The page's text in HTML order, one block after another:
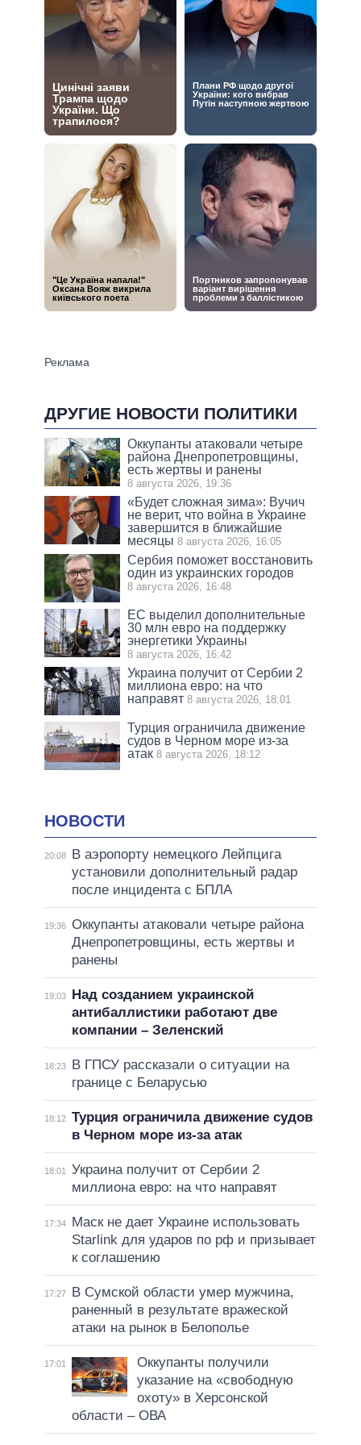
ДРУГИЕ НОВОСТИ ПОЛИТИКИ
Оккупанты атаковали четыре
района Днепропетровщины,
есть жертвы и ранены
8 августа 2026, 19:36
«Будет сложная зима»: Вучич
не верит, что война в Украине
завершится в ближайшие
месяцы 8 августа 2026, 16:05
Сербия поможет восстановить
один из украинских городов
8 августа 2026, 16:48
ЕС выделил дополнительные
30 млн евро на поддержку
энергетики Украины
8 августа 2026, 16:42
Украина получит от Сербии 2
миллиона евро: на что
направят 8 августа 2026, 18:01
Турция ограничила движение
судов в Черном море из-за
атак 8 августа 2026, 18:12
НОВОСТИ
20:08
В аэропорту немецкого Лейпцига
установили дополнительный радар
после инцидента с БПЛА
19:36 Оккупанты атаковали четыре района
Днепропетровщины, есть жертвы и
ранены
19:03
Над созданием украинской
антибаллистики работают две
компании – Зеленский
18:23
В ГПСУ рассказали о ситуации на
границе с Беларусью
18:12 Турция ограничила движение судов
в Черном море из-за атак
18:01
Украина получит от Сербии 2
миллиона евро: на что направят
17:34
Маск не дает Украине использовать
Starlink для ударов по рф и призывает
к соглашению
17:27
В Сумской области умер мужчина,
раненный в результате вражеской
атаки на рынок в Белополье
17:01
Оккупанты получили
указание на «свободную
охоту» в Херсонской
области – ОВА